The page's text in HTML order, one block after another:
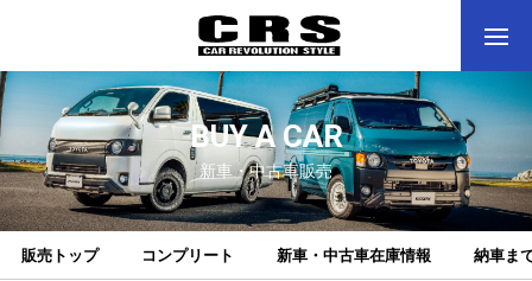
BUY A CAR
新車・中古車販売
販売トップ コンプリート 新車・中古車在庫情報 納車ま